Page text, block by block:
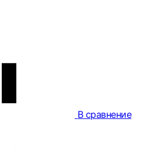
В сравнение